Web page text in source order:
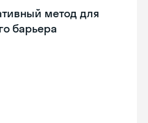
метод для
барьера